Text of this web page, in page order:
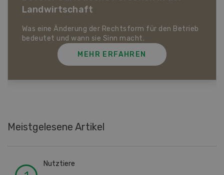
Dossier Bio-Artikel
MEHR ERFAHREN
Meistgelesene Artikel
Nutztiere